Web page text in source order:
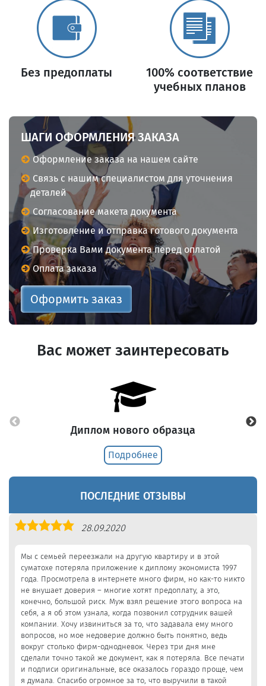
Без предоплаты
100% соответствие
учебных планов
ШАГИ ОФОРМЛЕНИЯ ЗАКАЗА
Оформление заказа на нашем сайте
Связь с нашим специалистом для уточнения
деталей
Согласование макета документа
Изготовление и отправка готового документа
Проверка Вами документа перед оплатой
Оплата заказа
Оформить заказ
Вас может заинтересовать
Диплом нового образца
Подробнее
ПОСЛЕДНИЕ ОТЗЫВЫ
Оценка
28.09.2020
Мы с семьей переезжали на другую квартиру и в этой
суматохе потеряла приложение к диплому экономиста 1997
года. Просмотрела в интернете много фирм, но как-то никто
не внушает доверия – многие хотят предоплату, а это,
конечно, большой риск. Муж взял решение этого вопроса на
себя, а я об этом узнала, когда позвонил сотрудник вашей
компании. Хочу извиниться за то, что задавала ему много
вопросов, но мое недоверие должно быть понятно, ведь
вокруг столько фирм-однодневок. Через три дня мне
сделали точно такой же документ, как я потеряла. Все печати
и подписи оригинальные, все оказалось гораздо проще, чем
я думала. Спасибо огромное за то, что выручили в такой